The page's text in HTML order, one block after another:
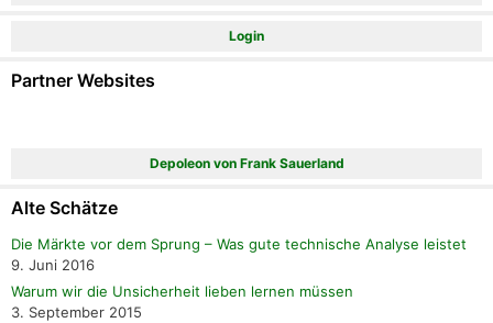
Login
Partner Websites
Depoleon von Frank Sauerland
Alte Schätze
Die Märkte vor dem Sprung – Was gute technische Analyse leistet
9. Juni 2016
Warum wir die Unsicherheit lieben lernen müssen
3. September 2015